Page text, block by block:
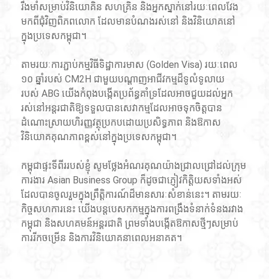
រឹងមាំសម្រាប់វិនិយោគិន សហគ្រិន និងអ្នកស្នាក់នៅរយៈពេលវែង
មកពីជុំវិញពិភពលោក ដែលមានបំណងរស់នៅ និងវិនិយោគនៅ
ក្នុងប្រទេសកម្ពុជា។
តាមរយៈការភ្ជាប់កម្មវិធីទិដ្ឋាការមាស (Golden Visa) រយៈពេល
១០ ឆ្នាំរបស់ CM2H ជាមួយបណ្តាញអាជីវកម្មដ៏ទូលំទូលាយ
របស់ ABG យើងកំពុងបង្កើតប្រព័ន្ធគាំទ្រដែលអាចជួយដល់អ្នក
រស់នៅអន្តរជាតិឱ្យទទួលបានសេវាកម្មដែលអាចទុកចិត្តបាន
ដំណោះស្រាយហិរញ្ញវត្ថុប្រកបដោយប្រសិទ្ធភាព និងឱកាស
វិនិយោគគុណភាពខ្ពស់នៅក្នុងប្រទេសកម្ពុជា។
កម្ពុជាផ្ទះទីពីររបស់ខ្ញុំ សូមថ្លែងអំណរគុណយ៉ាងជ្រាលជ្រៅដល់ក្រុម
ការងារ Asian Business Group ក៏ដូចជាភ្ញៀវកិត្តិយសទាំងអស់
ដែលបានចូលរួមក្នុងព្រឹត្តិការណ៍ដ៏មានសារៈសំខាន់នេះ។ តាមរយៈ
កិច្ចសហការនេះ យើងបន្តបេសកកម្មក្នុងការពង្រឹងទំនាក់ទំនងរវាង
កម្ពុជា និងសហគមន៍អន្តរជាតិ ព្រមទាំងបង្កើតឱកាសថ្មីៗសម្រាប់
ការរីកចម្រើន និងការវិនិយោគនាពេលអនាគត។